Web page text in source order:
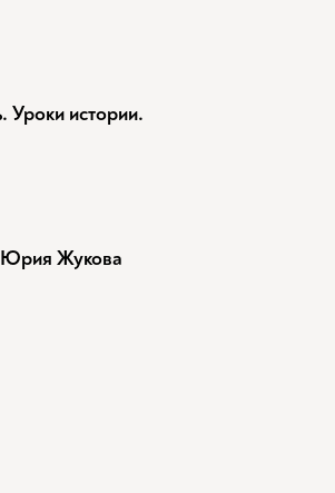
Уроки истории.
Юрия Жукова